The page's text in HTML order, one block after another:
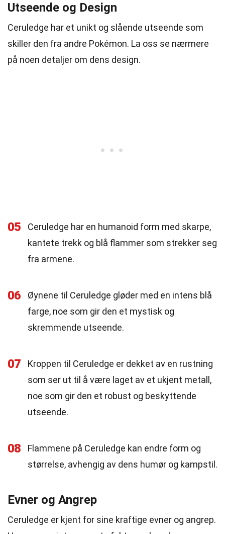
Utseende og Design
Ceruledge har et unikt og slående utseende som
skiller den fra andre Pokémon. La oss se nærmere
på noen detaljer om dens design.
05
Ceruledge har en humanoid form med skarpe,
kantete trekk og blå flammer som strekker seg
fra armene.
06
Øynene til Ceruledge gløder med en intens blå
farge, noe som gir den et mystisk og
skremmende utseende.
07
Kroppen til Ceruledge er dekket av en rustning
som ser ut til å være laget av et ukjent metall,
noe som gir den et robust og beskyttende
utseende.
08
Flammene på Ceruledge kan endre form og
størrelse, avhengig av dens humør og kampstil.
Evner og Angrep
Ceruledge er kjent for sine kraftige evner og angrep.